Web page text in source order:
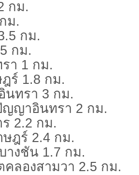
กม.
ม.
กม.
กม.
า 1 กม.
ร์ 1.8 กม.
นทรา 3 กม.
ญาอินทรา 2 กม.
2.2 กม.
ษฎร์ 2.4 กม.
างชัน 1.7 กม.
คลองสามวา 2.5 กม.